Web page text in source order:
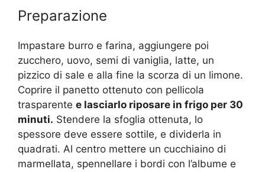
Preparazione
Impastare burro e farina, aggiungere poi
zucchero, uovo, semi di vaniglia, latte, un
pizzico di sale e alla fine la scorza di un limone.
Coprire il panetto ottenuto con pellicola
trasparente e lasciarlo riposare in frigo per 30
minuti. Stendere la sfoglia ottenuta, lo
spessore deve essere sottile, e dividerla in
quadrati. Al centro mettere un cucchiaino di
marmellata, spennellare i bordi con l’albume e